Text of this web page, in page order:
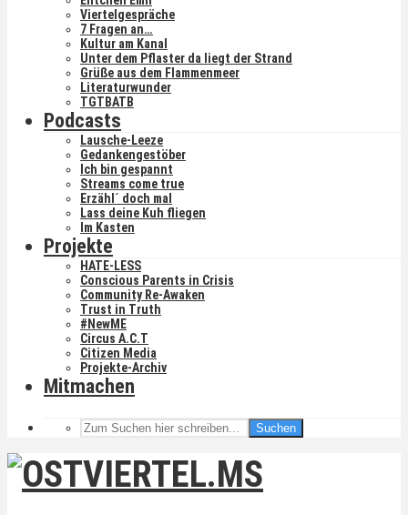
Viertelgespräche
7 Fragen an…
Kultur am Kanal
Unter dem Pflaster da liegt der Strand
Grüße aus dem Flammenmeer
Literaturwunder
TGTBATB
Podcasts
Lausche-Leeze
Gedankengestöber
Ich bin gespannt
Streams come true
Erzähl´ doch mal
Lass deine Kuh fliegen
Im Kasten
Projekte
HATE-LESS
Conscious Parents in Crisis
Community Re-Awaken
Trust in Truth
#NewME
Circus A.C.T
Citizen Media
Projekte-Archiv
Mitmachen
Suchen